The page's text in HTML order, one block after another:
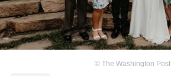
© The Washington Post